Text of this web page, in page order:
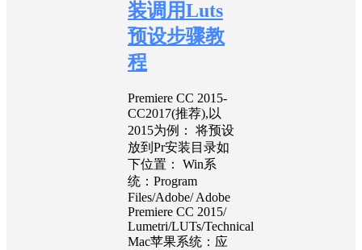
装调用Luts
预设步骤教
程
Premiere CC 2015-
CC2017(推荐),以
2015为例： 将预设
放到Pr安装目录如
下位置： Win系
统：Program
Files/Adobe/ Adobe
Premiere CC 2015/
Lumetri/LUTs/Technical
Mac苹果系统：应